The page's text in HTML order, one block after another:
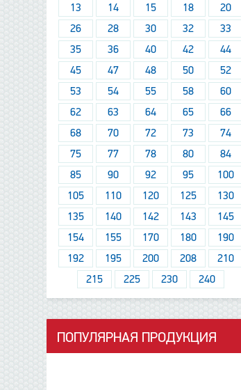
13
14 15 18
20
26
28 30 32
33
35
36 40 42
44
45
47 48 50
52
53
54 55 58
60
62
63 64 65
66
68
70 72 73
74
75
77 78 80
84
85
90 92 95
100
105
110 120 125
130
135
140 142 143
145
154
155 170 180
190
192
195 200 208
210
215
225 230 240
ПОПУЛЯРНАЯ ПРОДУКЦИЯ